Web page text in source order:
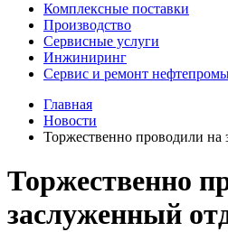
Комплексные поставки
Производство
Сервисные услуги
Инжиниринг
Сервис и ремонт
Главная
Новости
Торжественно проводили
Торжественно
заслуженный